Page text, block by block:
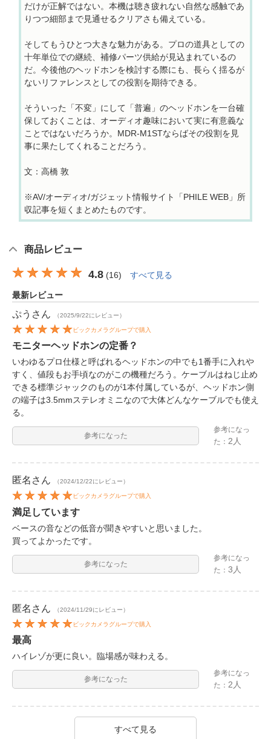
だけが正解ではない。本機は聴き疲れない自然な感触であ
りつつ細部まで見通せるクリアさも備えている。
そしてもうひとつ大きな魅力がある。プロの道具としての
十年単位での継続、補修パーツ供給が見込まれているの
だ。今後他のヘッドホンを検討する際にも、長らく揺るが
ないリファレンスとしての役割を期待できる。
そういった「不変」にして「普遍」のヘッドホンを一台確
保しておくことは、オーディオ趣味において実に有意義な
ことではないだろうか。MDR-M1STならばその役割を見
事に果たしてくれることだろう。
文：高橋 敦
※AV/オーディオ/ガジェット情報サイト「PHILE WEB」所
収記事を短くまとめたものです。
商品レビュー
4.8 (16) すべて見る
最新レビュー
ぷう さん （2025/9/22にレビュー）
ビックカメラグループで購入
モニターヘッドホンの定番？
いわゆるプロ仕様と呼ばれるヘッドホンの中でも1番手に入れや
すく、値段もお手頃なのがこの機種だろう。ケーブルはねじ止め
できる標準ジャックのものが1本付属しているが、ヘッドホン側
の端子は3.5mmステレオミニなので大体どんなケーブルでも使え
る。
参考になった
参考になっ
た：2人
匿名 さん （2024/12/22にレビュー）
ビックカメラグループで購入
満足しています
ベースの音などの低音が聞きやすいと思いました。
買ってよかったです。
参考になった
参考になっ
た：3人
匿名 さん （2024/11/29にレビュー）
ビックカメラグループで購入
最高
ハイレゾが更に良い。臨場感が味わえる。
参考になった
参考になっ
た：2人
すべて見る